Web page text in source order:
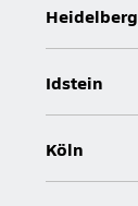
Heidelberg
Idstein
Köln